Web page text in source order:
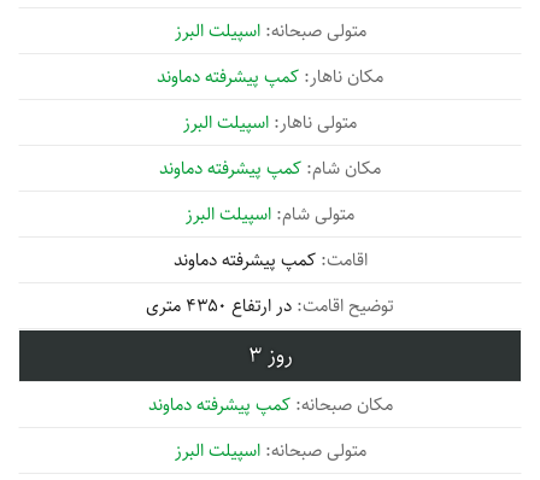
اسپیلت البرز
کمپ پیشرفته دماوند
اسپیلت البرز
کمپ پیشرفته دماوند
اسپیلت البرز
کمپ پیشرفته دماوند
در ارتفاع 4350 متری
3
کمپ پیشرفته دماوند
اسپیلت البرز